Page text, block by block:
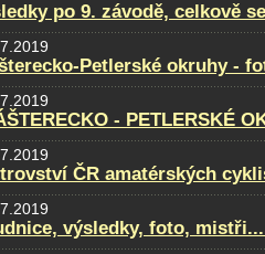
po 9. závodě, celkově
Petlerské okruhy -
- PETLERSKÉ
ČR amatérských
výsledky, foto,